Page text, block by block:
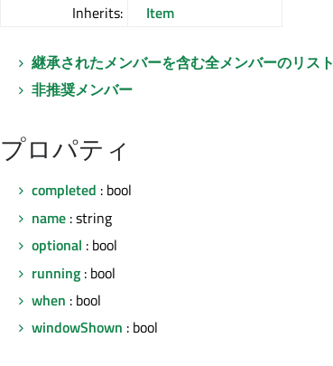
Inherits: Item
継承されたメンバーを含む全メンバーのリスト
非推奨メンバー
プロパティ
completed : bool
name : string
optional : bool
running : bool
when : bool
windowShown : bool